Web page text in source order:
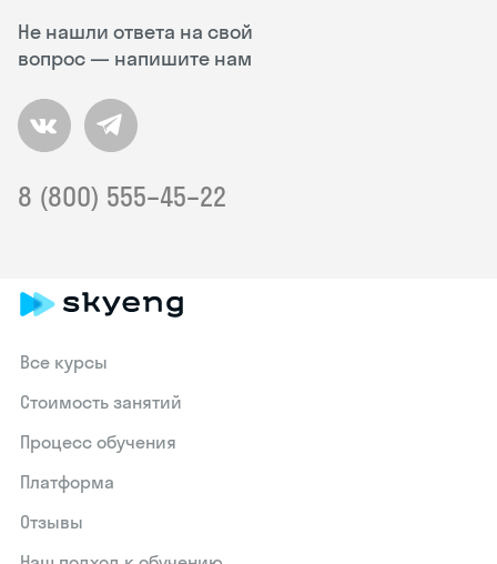
Не нашли ответа на свой
вопрос — напишите нам
8 (800) 555–45–22
Все курсы
Стоимость занятий
Процесс обучения
Платформа
Отзывы